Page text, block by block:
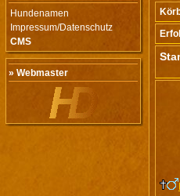
Hundenamen
Impressum/Datenschutz
CMS
» Webmaster